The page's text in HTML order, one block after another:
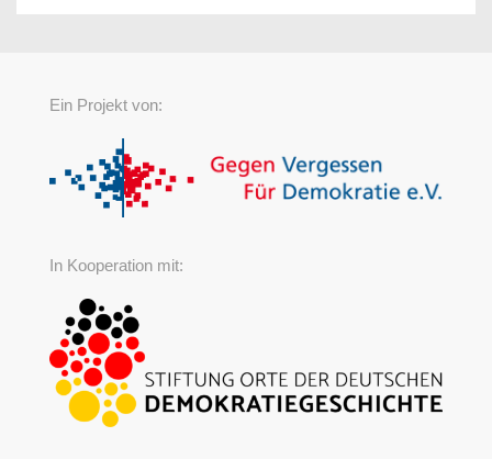
Ein Projekt von:
In Kooperation mit: